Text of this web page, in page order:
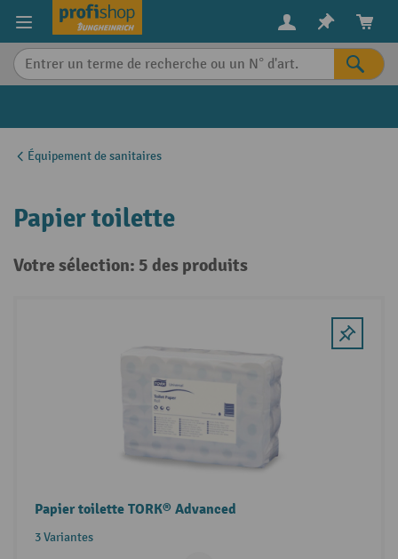
content
Équipement de sanitaires
Papier toilette
Votre sélection: 5 des produits
Papier toilette TORK® Advanced
3 Variantes